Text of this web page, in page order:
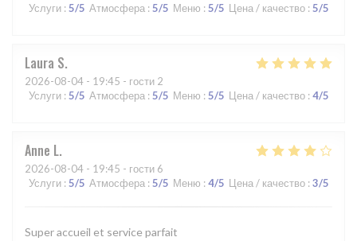
Услуги : 5/5 Атмосфера : 5/5 Меню : 5/5 Цена / качество : 5/5
Laura S
2026-08-04 - 19:45 - гости 2
Услуги : 5/5 Атмосфера : 5/5 Меню : 5/5 Цена / качество : 4/5
Anne L
2026-08-04 - 19:45 - гости 6
Услуги : 5/5 Атмосфера : 5/5 Меню : 4/5 Цена / качество : 3/5
Super accueil et service parfait